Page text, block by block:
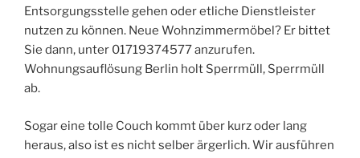
Entsorgungsstelle gehen oder etliche Dienstleister
nutzen zu können. Neue Wohnzimmermöbel? Er bittet
Sie dann, unter 01719374577 anzurufen.
Wohnungsauflösung Berlin holt Sperrmüll, Sperrmüll
ab.
Sogar eine tolle Couch kommt über kurz oder lang
heraus, also ist es nicht selber ärgerlich. Wir ausführen